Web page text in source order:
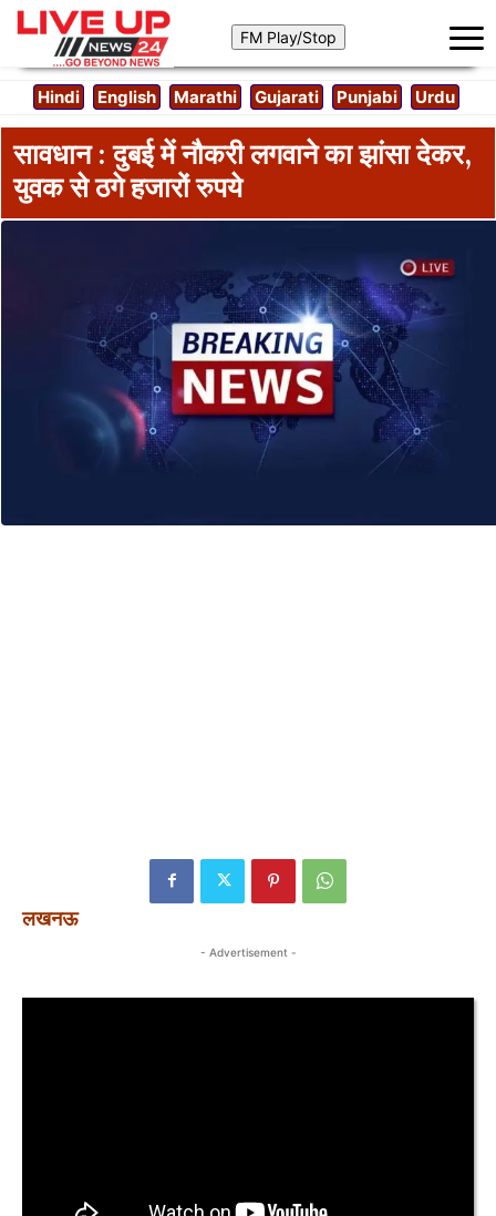
Hindi English Marathi Gujarati Punjabi Urdu
सावधान : दुबई में नौकरी लगवाने का झांसा देकर,
युवक से ठगे हजारों रुपये
लखनऊ
- Advertisement -